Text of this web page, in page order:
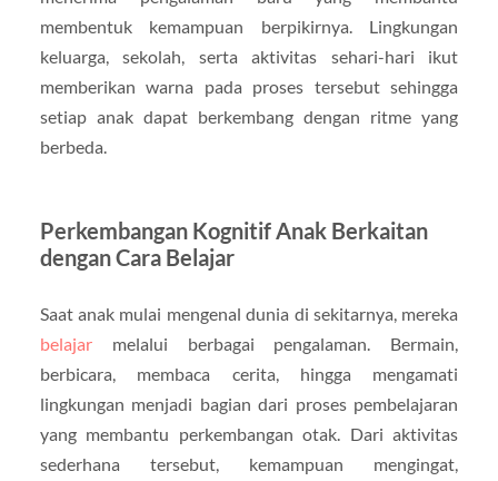
membentuk kemampuan berpikirnya. Lingkungan
keluarga, sekolah, serta aktivitas sehari-hari ikut
memberikan warna pada proses tersebut sehingga
setiap anak dapat berkembang dengan ritme yang
berbeda.
Perkembangan Kognitif Anak Berkaitan
dengan Cara Belajar
Saat anak mulai mengenal dunia di sekitarnya, mereka
belajarmelalui berbagai pengalaman. Bermain,
berbicara, membaca cerita, hingga mengamati
lingkungan menjadi bagian dari proses pembelajaran
yang membantu perkembangan otak. Dari aktivitas
sederhana tersebut, kemampuan mengingat,